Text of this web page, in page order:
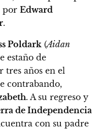
por Edward
.
Poldark (Aidan
estaño de
tres años en el
contrabando,
. A su regreso y
de Independencia
con su padre